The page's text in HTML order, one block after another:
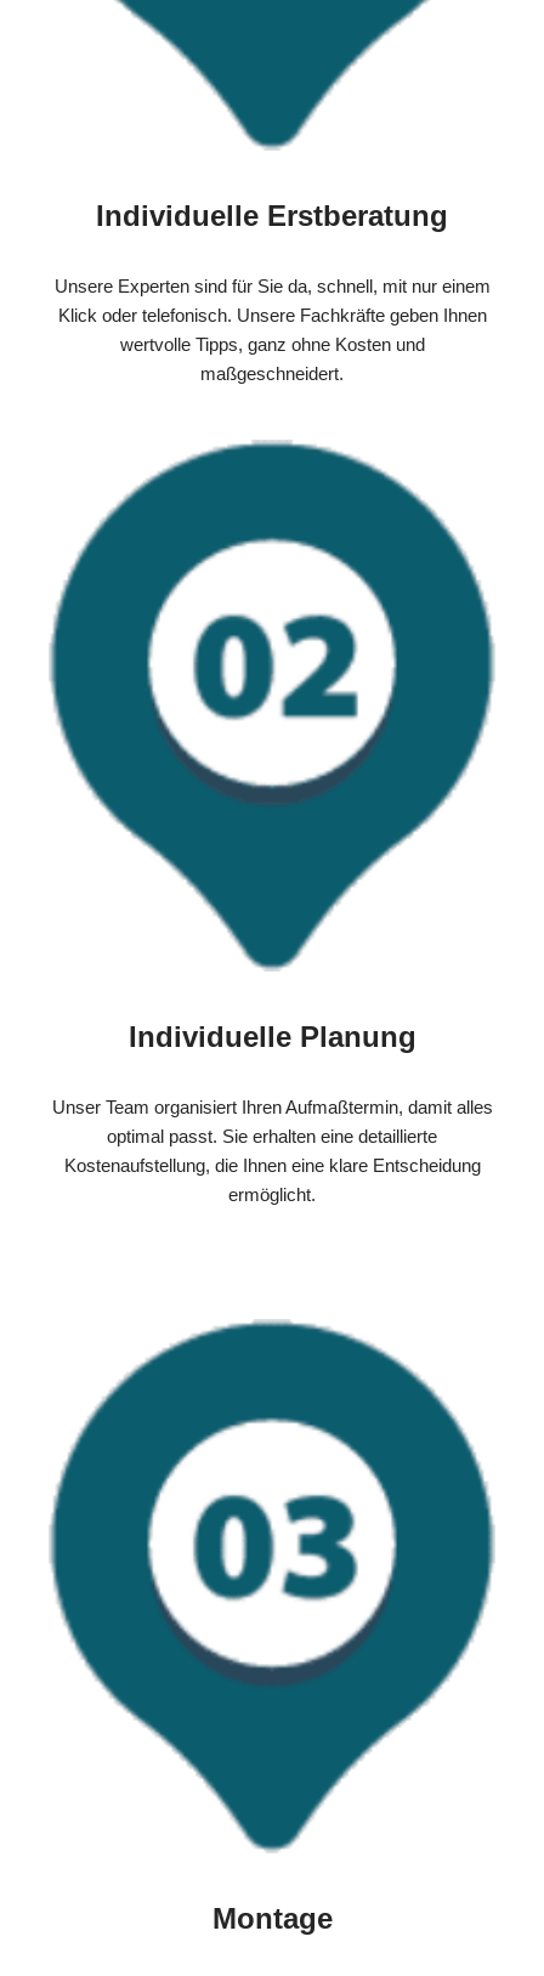
Individuelle Erstberatung
Unsere Experten sind für Sie da, schnell, mit nur einem
Klick oder telefonisch. Unsere Fachkräfte geben Ihnen
wertvolle Tipps, ganz ohne Kosten und
maßgeschneidert.
Individuelle Planung
Unser Team organisiert Ihren Aufmaßtermin, damit alles
optimal passt. Sie erhalten eine detaillierte
Kostenaufstellung, die Ihnen eine klare Entscheidung
ermöglicht.
Montage